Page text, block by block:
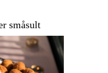
småsult